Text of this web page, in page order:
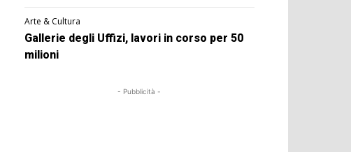
Arte & Cultura
Gallerie degli Uffizi, lavori in corso per 50
milioni
- Pubblicità -